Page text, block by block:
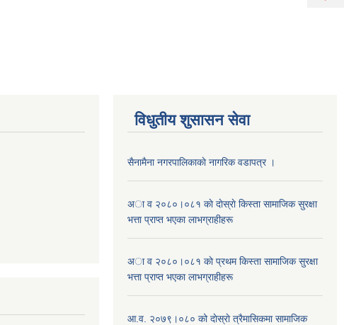
विधुतीय शुसासन सेवा
सैनामैना नगरपालिकाकाे नागरिक वडापत्र ।
अा व २०८०।०८१ काे दाेस्राे किस्ता सामाजिक सुरक्षा
भत्ता प्राप्त भएका लाभग्राहीहरू
अा व २०८०।०८१ काे प्रथम किस्ता सामाजिक सुरक्षा
भत्ता प्राप्त भएका लाभग्राहीहरू
आ.व. २०७९।०८० को दाेस्राे त्रैमासिकमा सामाजिक